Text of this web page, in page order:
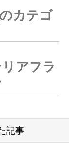
カテゴ
アフラ
記事